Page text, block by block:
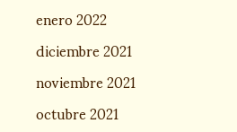
enero 2022
diciembre 2021
noviembre 2021
octubre 2021